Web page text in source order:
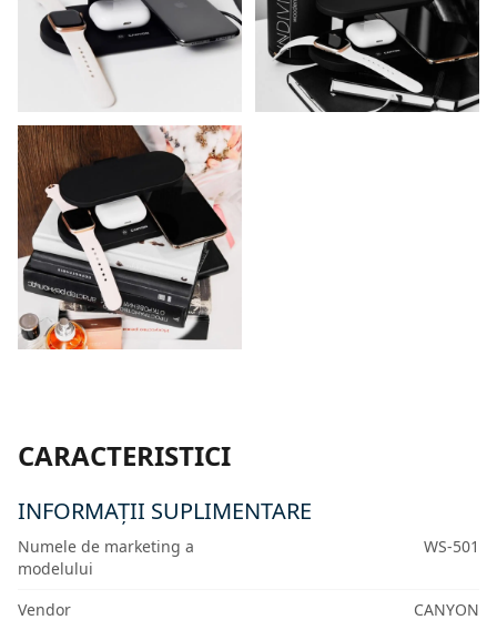
CARACTERISTICI
INFORMAȚII SUPLIMENTARE
Numele de marketing a
modelului
WS-501
Vendor
CANYON